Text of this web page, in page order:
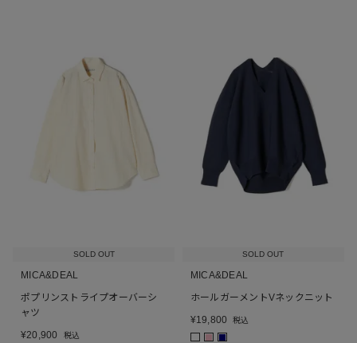
SOLD OUT
MICA&DEAL
ポプリンストライプオーバーシ
ャツ
¥20,900 税込
SOLD OUT
MICA&DEAL
ホールガーメントVネックニット
¥19,800 税込
■ ■